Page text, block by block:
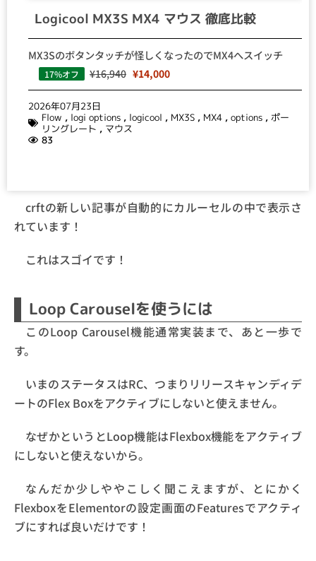
Logicool MX3S MX4 マウス 徹底比較
MX3Sのボタンタッチが怪しくなったのでMX4へスイッチ
17%オフ ¥16,940 ¥14,000
2026年07月23日
Flow , logi options , logicool , MX3S , MX4 , options , ポー
リングレート , マウス
83
crftの新しい記事が自動的にカルーセルの中で表示さ
れています！
これはスゴイです！
Loop Carouselを使うには
このLoop Carousel機能通常実装まで、あと一歩で
す。
いまのステータスはRC、つまりリリースキャンディデ
ートのFlex Boxをアクティブにしないと使えません。
なぜかというとLoop機能はFlexbox機能をアクティブ
にしないと使えないから。
なんだか少しややこしく聞こえますが、とにかく
FlexboxをElementorの設定画面のFeaturesでアクティ
ブにすれば良いだけです！